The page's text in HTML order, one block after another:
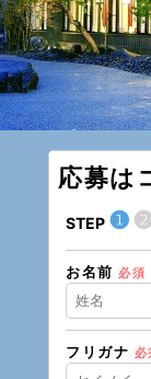
応募は
STEP ❶
お名前 必須
フリガナ 必